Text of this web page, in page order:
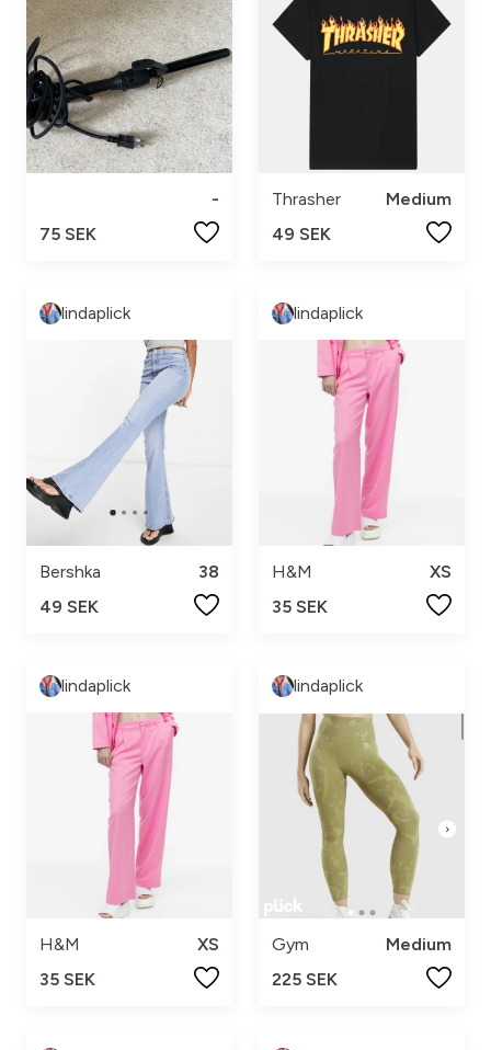
-
75 SEK
Thrasher
Medium
49 SEK
lindaplick
Bershka
38
49 SEK
lindaplick
H&M
XS
35 SEK
lindaplick
H&M
XS
35 SEK
lindaplick
Gym
Medium
225 SEK